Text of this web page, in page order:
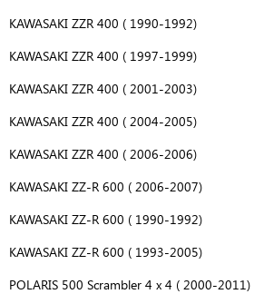
KAWASAKI ZZR 400 ( 1990-1992)
KAWASAKI ZZR 400 ( 1997-1999)
KAWASAKI ZZR 400 ( 2001-2003)
KAWASAKI ZZR 400 ( 2004-2005)
KAWASAKI ZZR 400 ( 2006-2006)
KAWASAKI ZZ-R 600 ( 2006-2007)
KAWASAKI ZZ-R 600 ( 1990-1992)
KAWASAKI ZZ-R 600 ( 1993-2005)
POLARIS 500 Scrambler 4 x 4 ( 2000-2011)